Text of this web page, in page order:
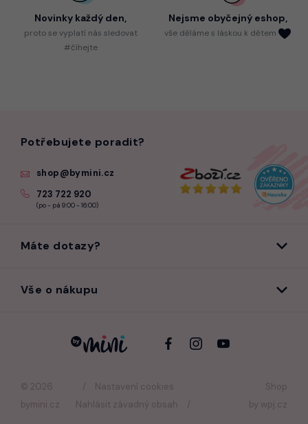
Novinky každý den,
protose vyplatí nás sledovat
#číhejte
Nejsme obyčejný eshop,
vše děláme s láskou k dětem
© 2026
bymini.cz
Nastavení cookies
Nahlásit závadný obsah
Shop
by wpj.cz
Potřebujete poradit?
shop@bymini.cz
723 722 920
(po - pá 9:00 - 16:00)
Máte dotazy?
Vše o nákupu